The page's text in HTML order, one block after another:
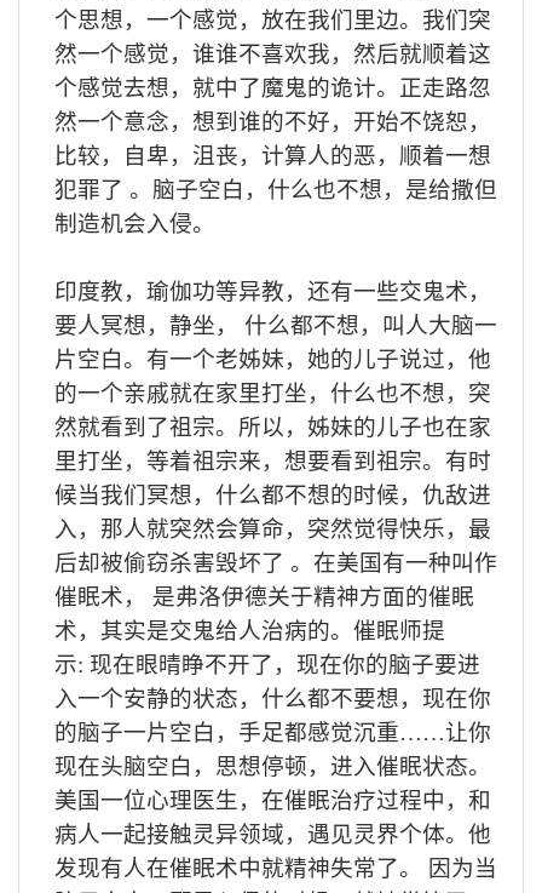
个思想，一个感觉，放在我们里边。我们突
然一个感觉，谁谁不喜欢我，然后就顺着这
个感觉去想，就中了魔鬼的诡计。正走路忽
然一个意念，想到谁的不好，开始不饶恕，
比较，自卑，沮丧，计算人的恶，顺着一想
犯罪了 。脑子空白，什么也不想，是给撒但
制造机会入侵。
印度教，瑜伽功等异教，还有一些交鬼术，
要人冥想，静坐，
什么都不想，叫人大脑一
片空白。有一个老姊妹，她的儿子说过，他
的一个亲戚就在家里打坐，什么也不想，突
然就看到了祖宗。所以，姊妹的儿子也在家
里打坐，等着祖宗来，想要看到祖宗。有时
候当我们冥想，什么都不想的时候，仇敌进
入，那人就突然会算命，突然觉得快乐，最
后却被偷窃杀害毁坏了 。在美国有一种叫作
催眠术，
是弗洛伊德关于精神方面的催眠
术，其实是交鬼给人治病的。催眠师提
示: 现在眼晴睁不开了，现在你的脑子要进
入一个安静的状态，什么都不要想，现在你
的脑子一片空白，手足都感觉沉重……让你
现在头脑空白，思想停顿，进入催眠状态。
美国一位心理医生，在催眠治疗过程中，和
病人一起接触灵异领域，遇见灵界个体。他
发现有人在催眠术中就精神失常了。
因为当